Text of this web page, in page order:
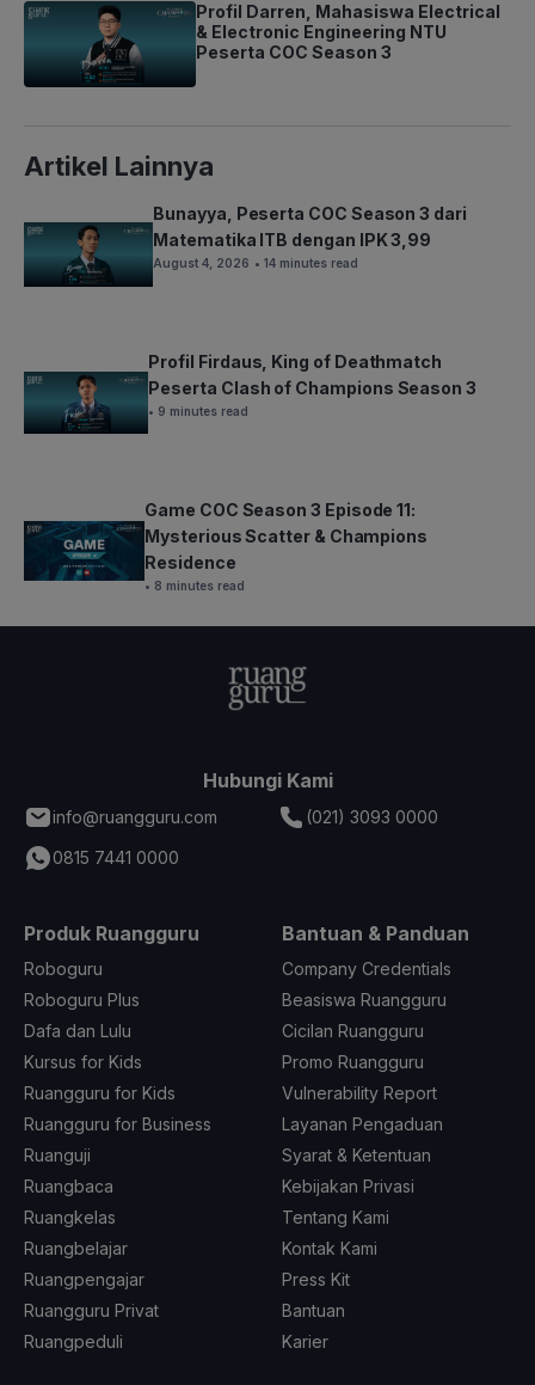
Profil Darren, Mahasiswa Electrical
& Electronic Engineering NTU
Peserta COC Season 3
Artikel Lainnya
Bunayya, Peserta COC Season 3 dari
Matematika ITB dengan IPK 3,99
August 4, 2026 • 14 minutes read
Profil Firdaus, King of Deathmatch
Peserta Clash of Champions Season 3
• 9 minutes read
Game COC Season 3 Episode 11:
Mysterious Scatter & Champions
Residence
• 8 minutes read
Hubungi Kami
info@ruangguru.com
(021) 3093 0000
0815 7441 0000
Produk Ruangguru
Roboguru
Roboguru Plus
Dafa dan Lulu
Kursus for Kids
Ruangguru for Kids
Ruangguru for Business
Ruanguji
Ruangbaca
Ruangkelas
Ruangbelajar
Ruangpengajar
Ruangguru Privat
Ruangpeduli
Bantuan & Panduan
Company Credentials
Beasiswa Ruangguru
Cicilan Ruangguru
Promo Ruangguru
Vulnerability Report
Layanan Pengaduan
Syarat & Ketentuan
Kebijakan Privasi
Tentang Kami
Kontak Kami
Press Kit
Bantuan
Karier